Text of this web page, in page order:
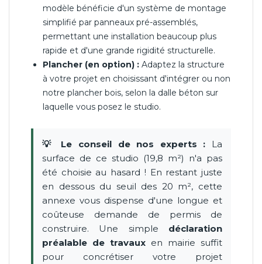
modèle bénéficie d'un système de montage
simplifié par panneaux pré-assemblés,
permettant une installation beaucoup plus
rapide et d'une grande rigidité structurelle.
Plancher (en option) : Adaptez la structure
à votre projet en choisissant d'intégrer ou non
notre plancher bois, selon la dalle béton sur
laquelle vous posez le studio.
💡 Le conseil de nos experts : La
surface de ce studio (19,8 m²) n'a pas
été choisie au hasard ! En restant juste
en dessous du seuil des 20 m², cette
annexe vous dispense d'une longue et
coûteuse demande de permis de
construire. Une simple déclaration
préalable de travaux en mairie suffit
pour concrétiser votre projet